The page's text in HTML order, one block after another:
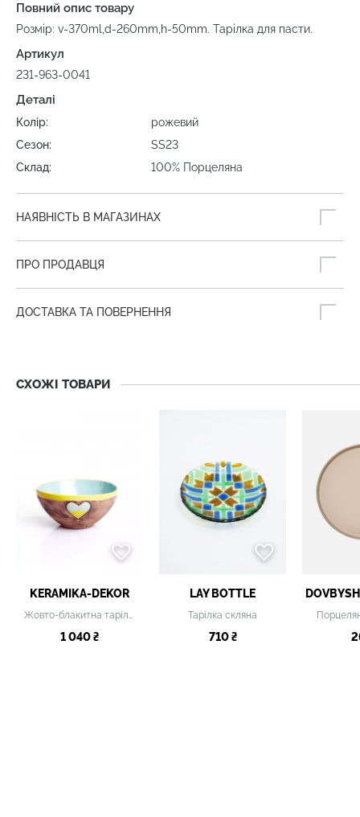
Повний опис товару
Розмір: v-370ml,d-260mm,h-50mm. Тарілка для пасти.
Артикул
231-963-0041
Деталі
Колір:
рожевий
Сезон:
SS23
Склад:
100% Порцеляна
НАЯВНІСТЬ В МАГАЗИНАХ
ПРО ПРОДАВЦЯ
ДОСТАВКА ТА ПОВЕРНЕННЯ
СХОЖІ ТОВАРИ
KERAMIKA-DEKOR
Жовто-блакитна тарілка
1 040 ₴
LAY BOTTLE
Тарілка скляна
710 ₴